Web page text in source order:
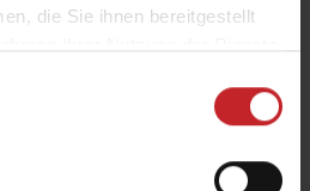
die Sie ihnen bereitgestellt